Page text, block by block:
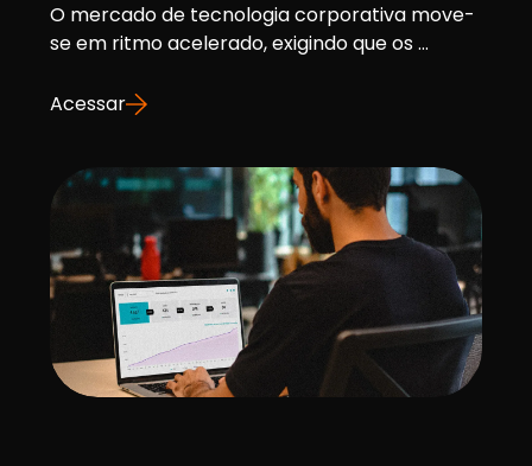
O mercado de tecnologia corporativa move-
se em ritmo acelerado, exigindo que os ...
Acessar